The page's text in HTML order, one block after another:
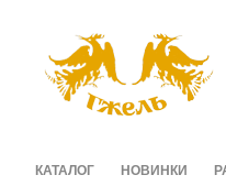
КАТАЛОГ НОВИНКИ